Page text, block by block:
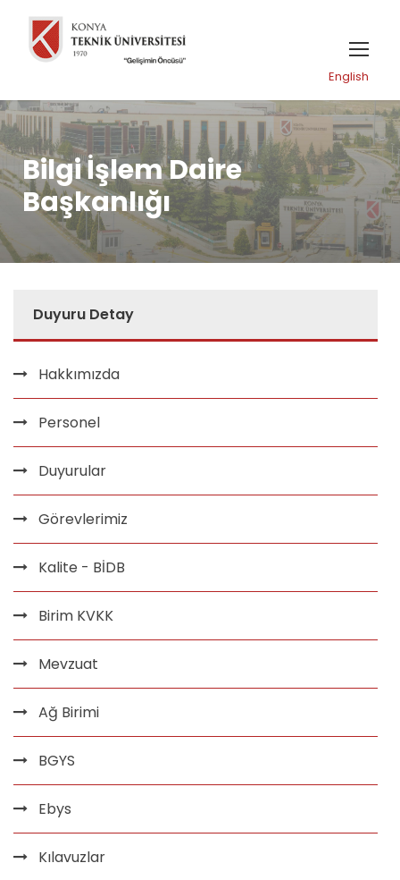
English
Bilgi İşlem Daire
Başkanlığı
Duyuru Detay
Hakkımızda
Personel
Duyurular
Görevlerimiz
Kalite - BİDB
Birim KVKK
Mevzuat
Ağ Birimi
BGYS
Ebys
Kılavuzlar